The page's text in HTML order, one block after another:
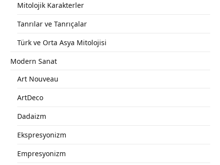
Mitolojik Karakterler
Tanrılar ve Tanrıçalar
Türk ve Orta Asya Mitolojisi
Modern Sanat
Art Nouveau
ArtDeco
Dadaizm
Ekspresyonizm
Empresyonizm